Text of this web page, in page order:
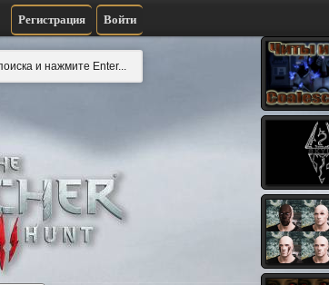
Регистрация Войти